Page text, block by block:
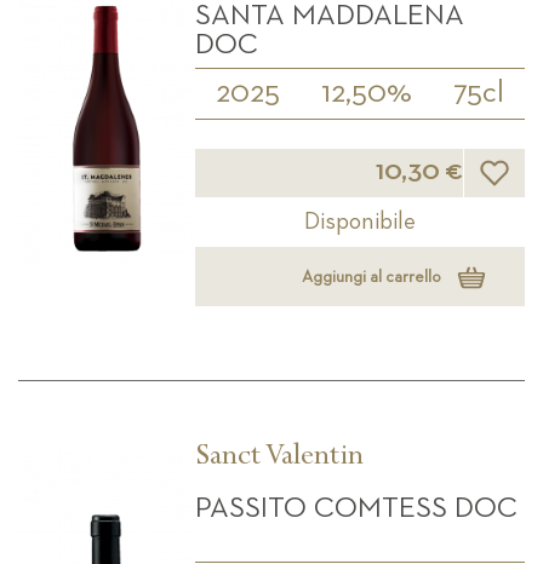
SANTA MADDALENA
DOC
2025 12,50% 75cl
10,30 € Lista
Disponibile
Aggiungi al carrello
Sanct Valentin
PASSITO COMTESS DOC